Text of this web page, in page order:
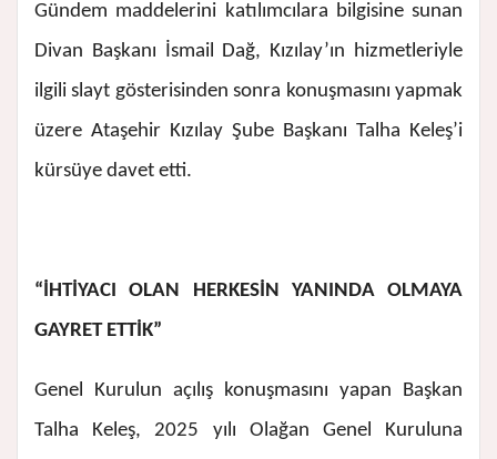
Gündem maddelerini katılımcılara bilgisine sunan
Divan Başkanı İsmail Dağ, Kızılay’ın hizmetleriyle
ilgili slayt gösterisinden sonra konuşmasını yapmak
üzere Ataşehir Kızılay Şube Başkanı Talha Keleş’i
kürsüye davet etti.
“İHTİYACI OLAN HERKESİN YANINDA OLMAYA
GAYRET ETTİK”
Genel Kurulun açılış konuşmasını yapan Başkan
Talha Keleş, 2025 yılı Olağan Genel Kuruluna